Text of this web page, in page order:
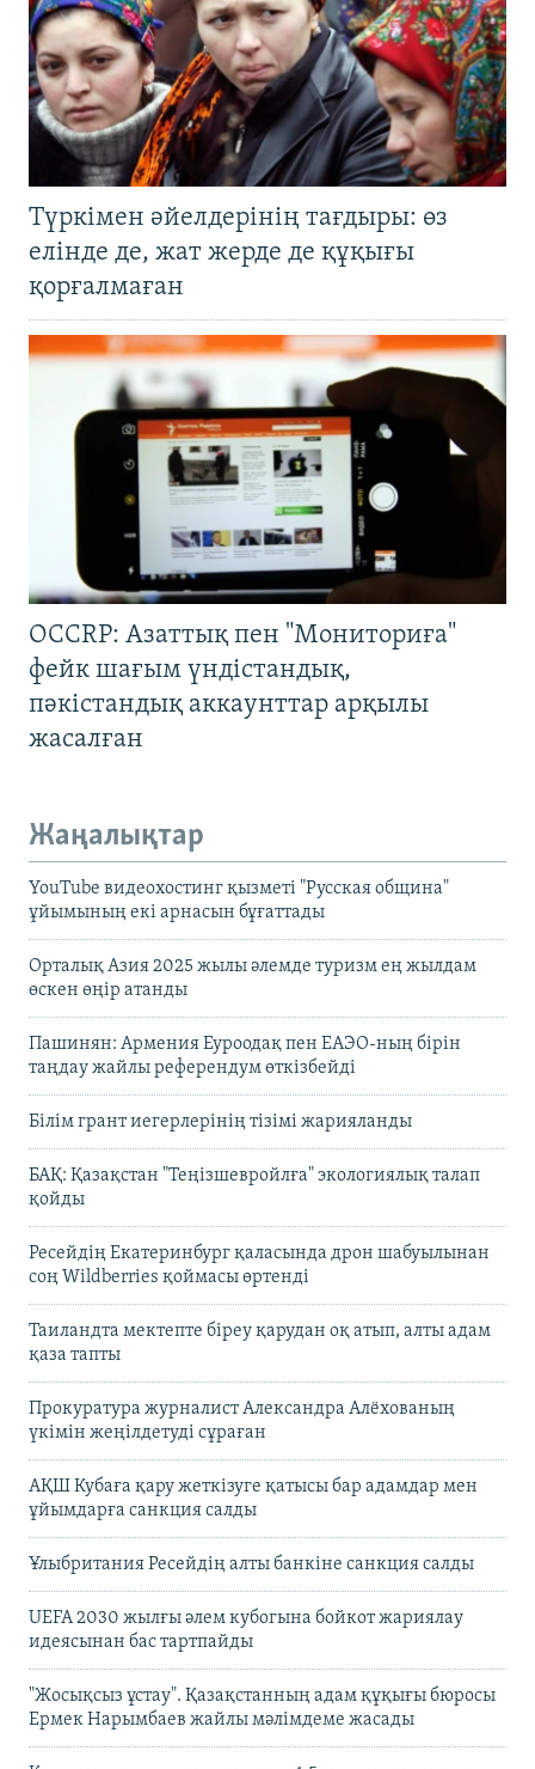
Түркімен әйелдерінің тағдыры: өз
елінде де, жат жерде де құқығы
қорғалмаған
OCCRP: Азаттық пен "Мониториға"
фейк шағым үндістандық,
пәкістандық аккаунттар арқылы
жасалған
Жаңалықтар
YouTube видеохостинг қызметі "Русская община"
ұйымының екі арнасын бұғаттады
Орталық Азия 2025 жылы әлемде туризм ең жылдам
өскен өңір атанды
Пашинян: Армения Еуроодақ пен ЕАЭО-ның бірін
таңдау жайлы референдум өткізбейді
Білім грант иегерлерінің тізімі жарияланды
БАҚ: Қазақстан "Теңізшевройлға" экологиялық талап
қойды
Ресейдің Екатеринбург қаласында дрон шабуылынан
соң Wildberries қоймасы өртенді
Таиландта мектепте біреу қарудан оқ атып, алты адам
қаза тапты
Прокуратура журналист Александра Алёхованың
үкімін жеңілдетуді сұраған
АҚШ Кубаға қару жеткізуге қатысы бар адамдар мен
ұйымдарға санкция салды
Ұлыбритания Ресейдің алты банкіне санкция салды
UEFA 2030 жылғы әлем кубогына бойкот жариялау
идеясынан бас тартпайды
"Жосықсыз ұстау". Қазақстанның адам құқығы бюросы
Ермек Нарымбаев жайлы мәлімдеме жасады